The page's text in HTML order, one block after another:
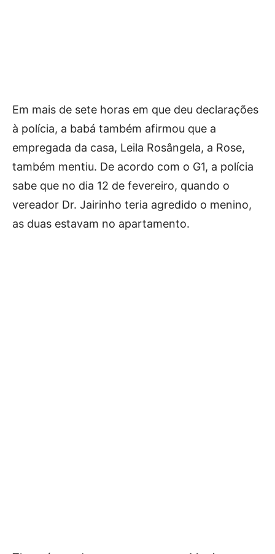
Em mais de sete horas em que deu declarações
à polícia, a babá também afirmou que a
empregada da casa, Leila Rosângela, a Rose,
também mentiu. De acordo com o G1, a polícia
sabe que no dia 12 de fevereiro, quando o
vereador Dr. Jairinho teria agredido o menino,
as duas estavam no apartamento.